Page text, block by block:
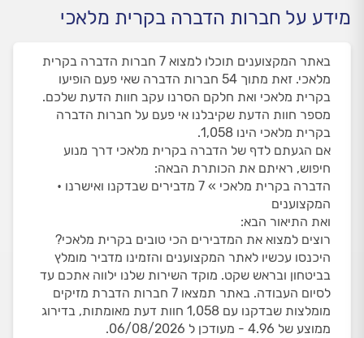
מידע על חברות הדברה בקרית מלאכי
באתר המקצוענים תוכלו למצוא 7 חברות הדברה בקרית
מלאכי. זאת מתוך 54 חברות הדברה שאי פעם הופיעו
בקרית מלאכי ואת חלקם הסרנו עקב חוות הדעת שלכם.
מספר חוות הדעת שקיבלנו אי פעם על חברות הדברה
בקרית מלאכי הינו 1,058.
אם הגעתם לדף של הדברה בקרית מלאכי דרך מנוע
חיפוש, ראיתם את הכותרת הבאה:
הדברה בקרית מלאכי » 7 מדבירים שבדקנו ואישרנו •
המקצוענים
ואת התיאור הבא:
רוצים למצוא את המדבירים הכי טובים בקרית מלאכי?
היכנסו עכשיו לאתר המקצוענים והזמינו מדביר מומלץ
בביטחון ובראש שקט. מוקד השירות שלנו ילווה אתכם עד
לסיום העבודה. באתר תמצאו 7 חברות הדברת מזיקים
מומלצות שבדקנו עם 1,058 חוות דעת מאומתות, בדירוג
ממוצע של 4.96 - מעודכן ל 06/08/2026.